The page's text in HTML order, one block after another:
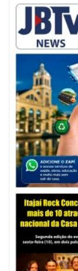
06/08/2026 | 10:14
Defesa Civil de SC
entenda como o
ITAPEMA